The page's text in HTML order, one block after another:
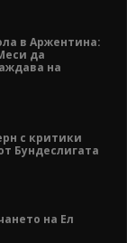
в Аржентина:
да
на
с критики
Бундеслигата
на Ел